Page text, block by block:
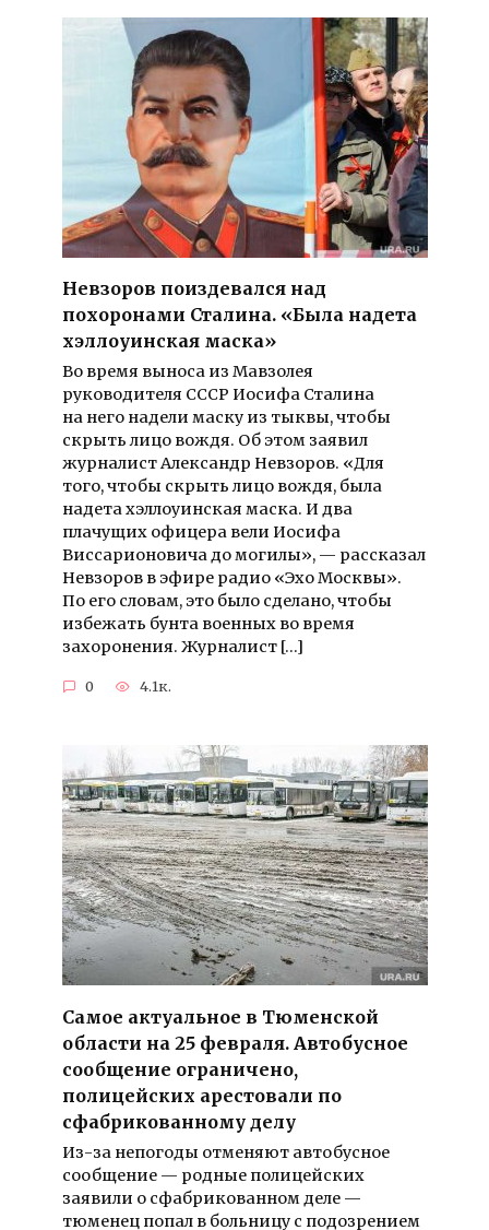
Невзоров поиздевался над
похоронами Сталина. «Была надета
хэллоуинская маска»
Во время выноса из Мавзолея
руководителя СССР Иосифа Сталина
на него надели маску из тыквы, чтобы
скрыть лицо вождя. Об этом заявил
журналист Александр Невзоров. «Для
того, чтобы скрыть лицо вождя, была
надета хэллоуинская маска. И два
плачущих офицера вели Иосифа
Виссарионовича до могилы», — рассказал
Невзоров в эфире радио «Эхо Москвы».
По его словам, это было сделано, чтобы
избежать бунта военных во время
захоронения. Журналист […]
0 4.1к.
Самое актуальное в Тюменской
области на 25 февраля. Автобусное
сообщение ограничено,
полицейских арестовали по
сфабрикованному делу
Из-за непогоды отменяют автобусное
сообщение — родные полицейских
заявили о сфабрикованном деле —
тюменец попал в больницу с подозрением